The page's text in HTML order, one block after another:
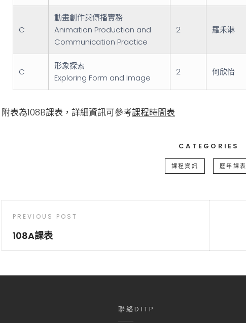
C
動畫創作與傳播實務
Animation Production and
Communication Practice
2 羅禾淋
C
形象探索
Exploring Form and Image
2 何欣怡
附表為108B課表，詳細資訊可參考課程時間表
CATEGORIES
課程資訊 歷年課表
文
章
導
覽
Previous
Post
PREVIOUS POST
108A課表
聯絡DITP